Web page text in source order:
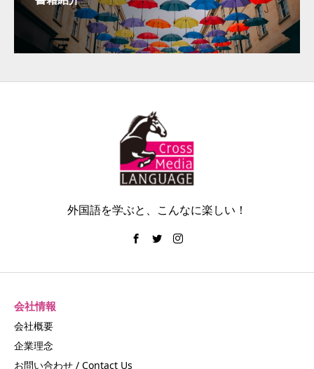
外国語を学ぶと、こんなに楽しい！
会社情報
会社概要
企業理念
お問い合わせ / Contact Us